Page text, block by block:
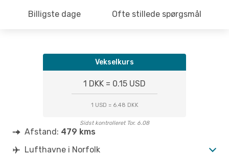
Billigste dage Ofte stillede spørgsmål
Vekselkurs
1 DKK = 0.15 USD
1 USD = 6.48 DKK
Sidst kontrolleret Tor. 6.08
Afstand: 479 kms
Lufthavne i Norfolk